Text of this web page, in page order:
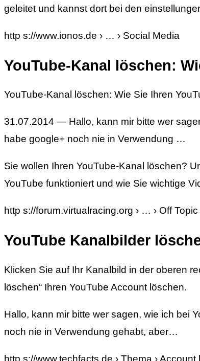
geleitet und kannst dort bei den
http s://www.ionos.de › … › Social Media
YouTube-Kanal löschen:
YouTube-Kanal löschen: Wie Sie Ihren
31.07.2014 — Hallo, kann mir bitte wer
habe google+ noch nie in Verwendung …
Sie wollen Ihren YouTube-Kanal löschen?
YouTube funktioniert und wie Sie wichtige
http s://forum.virtualracing.org › … › Off
YouTube Kanalbilder
Klicken Sie auf Ihr Kanalbild in der oberen
löschen“ Ihren YouTube Account löschen.
Hallo, kann mir bitte wer sagen, wie ich bei
noch nie in Verwendung gehabt, aber…
http s://www.techfacts.de › Thema › Account